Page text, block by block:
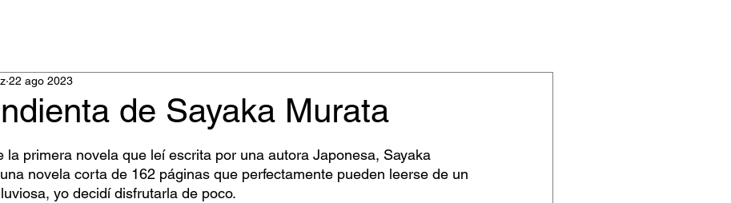
de Sayaka Murata
22 ago 2023
la primera novela que leí escrita por una autora Japonesa, Sayaka
novela corta de 162 páginas que perfectamente pueden leerse de un
yo decidí disfrutarla de poco.